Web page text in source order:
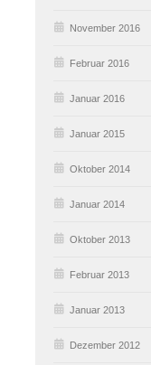
November 2016
Februar 2016
Januar 2016
Januar 2015
Oktober 2014
Januar 2014
Oktober 2013
Februar 2013
Januar 2013
Dezember 2012